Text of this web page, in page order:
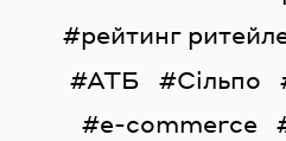
рейтинг
АТБ
Сільпо
e-commerce